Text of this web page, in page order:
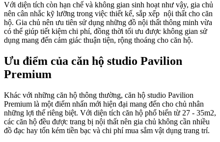
Với diện tích còn hạn chế và không gian sinh hoạt như vậy, gia chủ
nên cân nhắc kỹ lưỡng trong việc thiết kế, sắp xếp nội thất cho căn
hộ. Gia chủ nên ưu tiên sử dụng những đồ nội thất thông minh vừa
có thể giúp tiết kiệm chi phí, đồng thời tối ưu được không gian sử
dụng mang đến cảm giác thuận tiện, rộng thoáng cho căn hộ.
Ưu điểm của căn hộ studio Pavilion
Premium
Khác với những căn hộ thông thường, căn hộ studio Pavilion
Premium là một điểm nhấn mới hiện đại mang đến cho chủ nhân
những lợi thế riêng biệt. Với diện tích căn hộ phổ biến từ 27 - 35m2,
các căn hộ đều được trang bị nội thất nên gia chủ không cần nhiều
đồ đạc hay tốn kém tiền bạc và chi phí mua sắm vật dụng trang trí.